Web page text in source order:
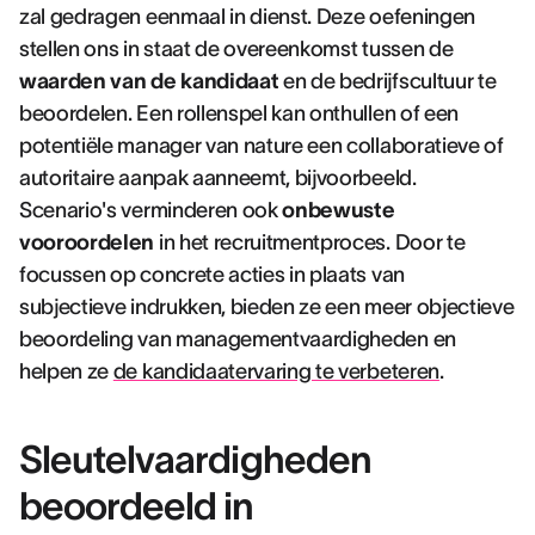
zal gedragen eenmaal in dienst. Deze oefeningen
stellen ons in staat de overeenkomst tussen de
waarden van de kandidaat en de bedrijfscultuur te
beoordelen. Een rollenspel kan onthullen of een
potentiële manager van nature een collaboratieve of
autoritaire aanpak aanneemt, bijvoorbeeld.
Scenario's verminderen ookonbewuste
vooroordelen in het recruitmentproces. Door te
focussen op concrete acties in plaats van
subjectieve indrukken, bieden ze een meer objectieve
beoordeling van managementvaardigheden en
helpen ze de kandidaatervaring te verbeteren.
Sleutelvaardigheden
beoordeeld in